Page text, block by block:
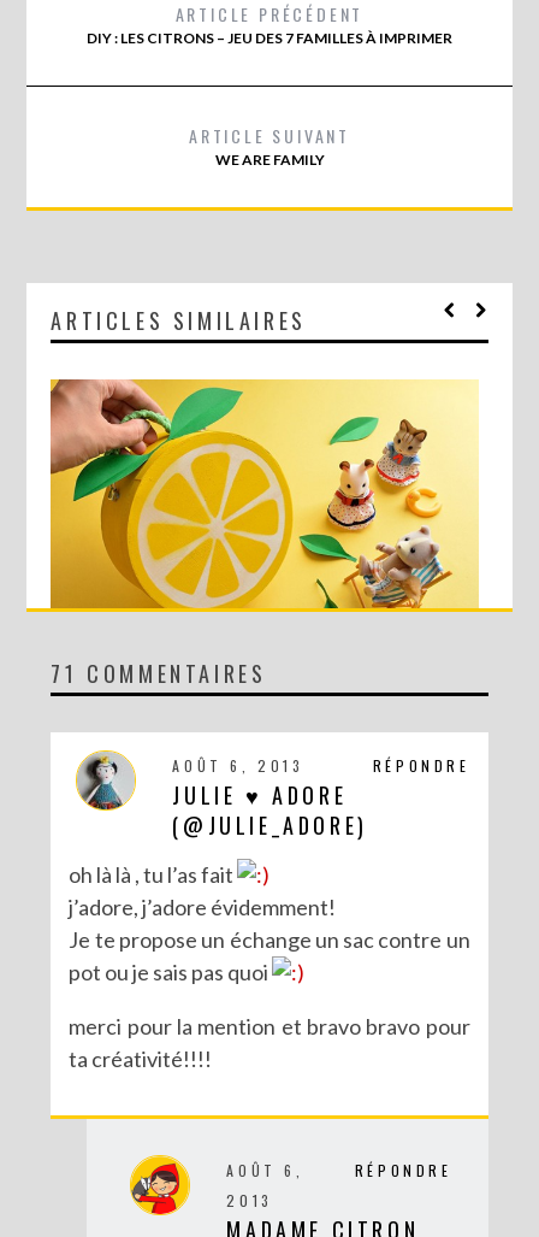
ARTICLE PRÉCÉDENT
DIY : LES CITRONS – JEU DES 7 FAMILLES À IMPRIMER
ARTICLE SUIVANT
WE ARE FAMILY
ARTICLES SIMILAIRES
DIY : MA VALISETTE CITRON
71 COMMENTAIRES
RÉPONDRE
AOÛT 6, 2013
JULIE ♥ ADORE
(@JULIE_ADORE)
oh là là , tu l’as fait
j’adore, j’adore évidemment!
Je te propose un échange un sac contre un
pot ou je sais pas quoi
merci pour la mention et bravo bravo pour
ta créativité!!!!
RÉPONDRE
AOÛT 6,
2013
MADAME CITRON